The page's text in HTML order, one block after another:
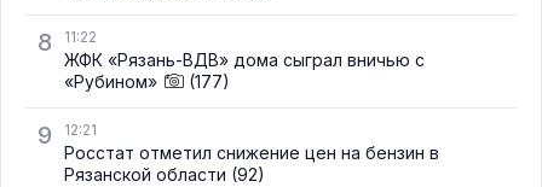
8 11:22
ЖФК «Рязань-ВДВ» дома сыграл вничью с
«Рубином»
(177)
9 12:21
Росстат отметил снижение цен на бензин в
Рязанской области (92)